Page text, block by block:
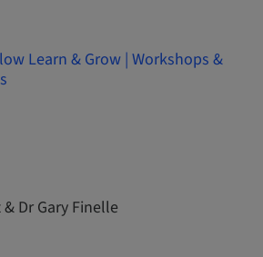
Learn & Grow | Workshops &
Dr Gary Finelle